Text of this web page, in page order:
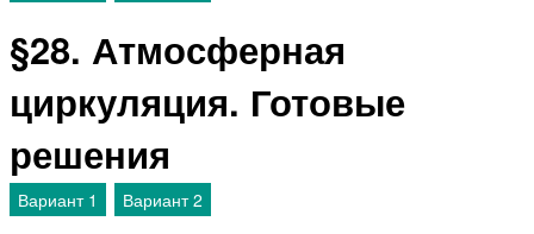
§28. Атмосферная
циркуляция. Готовые
решения
Вариант 1 Вариант 2